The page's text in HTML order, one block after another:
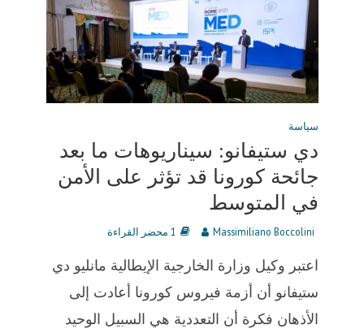
سياسة
دي ستيفانو: سيناريوهات ما بعد
جائحة كورونا قد تؤثر على الأمن
في المتوسط ​​
Massimiliano Boccolini 1 محضر القراءة
اعتبر وكيل وزارة الخارجية الإيطالية مانليو دي
ستيفانو أن أزمة فيروس كورونا أعادت إلى
الأذهان فكرة أن التعددية هي السبيل الوحيد